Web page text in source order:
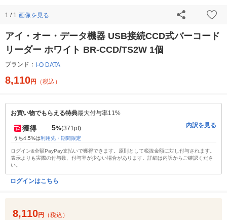
1 / 1 画像を見る
アイ・オー・データ機器 USB接続CCD式バーコード
リーダー ホワイト BR-CCD/TS2W 1個
ブランド： I-O DATA
8,110円 （税込）
お買い物でもらえる特典最大付与率11%
獲得 5%(371pt)
うち4.5%は利用先・期間限定
内訳を見る
ログイン&全額PayPay支払いで獲得できます。原則として税抜金額に対し付与されます。
表示よりも実際の付与数、付与率が少ない場合があります。詳細は内訳からご確認くださ
い。
ログインはこちら
8,110円 （税込）